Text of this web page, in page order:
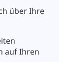
über Ihre
auf Ihren